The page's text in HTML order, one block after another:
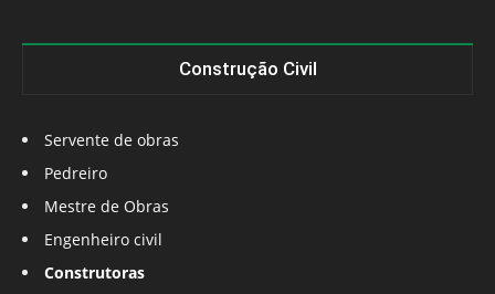
Construção Civil
Servente de obras
Pedreiro
Mestre de Obras
Engenheiro civil
Construtoras